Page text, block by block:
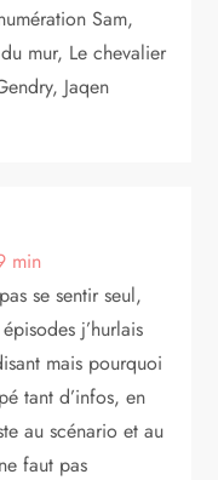
Sam,
mur, Le chevalier
Jaqen
min
se sentir seul,
j’hurlais
mais pourquoi
tant d’infos, en
au scénario et au
faut pas